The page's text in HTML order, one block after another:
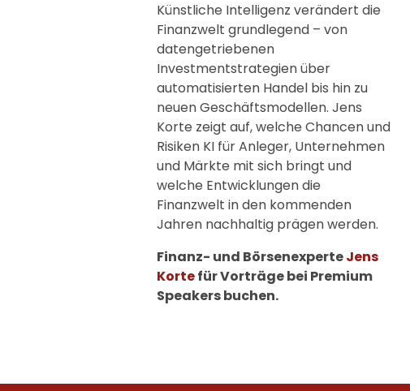
Künstliche Intelligenz verändert die
Finanzwelt grundlegend – von
datengetriebenen
Investmentstrategien über
automatisierten Handel bis hin zu
neuen Geschäftsmodellen. Jens
Korte zeigt auf, welche Chancen und
Risiken KI für Anleger, Unternehmen
und Märkte mit sich bringt und
welche Entwicklungen die
Finanzwelt in den kommenden
Jahren nachhaltig prägen werden.
Finanz- und BörsenexperteJens
Kortefür Vorträge bei Premium
Speakers buchen.